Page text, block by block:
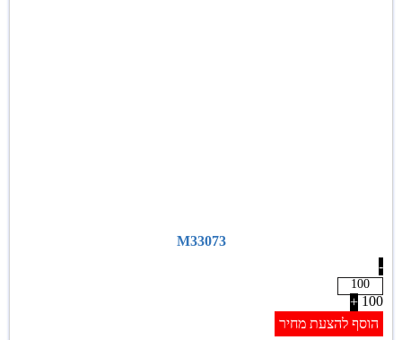
M33073
-
100
+
הוסף להצעת מחיר